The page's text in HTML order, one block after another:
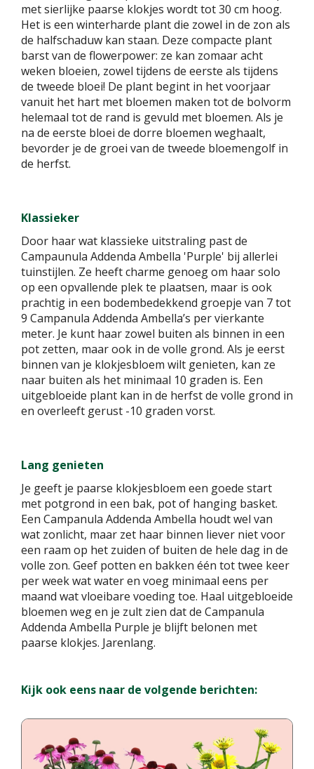
met sierlijke paarse klokjes wordt tot 30 cm hoog.
Het is een winterharde plant die zowel in de zon als
de halfschaduw kan staan. Deze compacte plant
barst van de flowerpower: ze kan zomaar acht
weken bloeien, zowel tijdens de eerste als tijdens
de tweede bloei! De plant begint in het voorjaar
vanuit het hart met bloemen maken tot de bolvorm
helemaal tot de rand is gevuld met bloemen. Als je
na de eerste bloei de dorre bloemen weghaalt,
bevorder je de groei van de tweede bloemengolf in
de herfst.
Klassieker
Door haar wat klassieke uitstraling past de
Campaunula Addenda Ambella 'Purple' bij allerlei
tuinstijlen. Ze heeft charme genoeg om haar solo
op een opvallende plek te plaatsen, maar is ook
prachtig in een bodembedekkend groepje van 7 tot
9 Campanula Addenda Ambella’s per vierkante
meter. Je kunt haar zowel buiten als binnen in een
pot zetten, maar ook in de volle grond. Als je eerst
binnen van je klokjesbloem wilt genieten, kan ze
naar buiten als het minimaal 10 graden is. Een
uitgebloeide plant kan in de herfst de volle grond in
en overleeft gerust -10 graden vorst.
Lang genieten
Je geeft je paarse klokjesbloem een goede start
met potgrond in een bak, pot of hanging basket.
Een Campanula Addenda Ambella houdt wel van
wat zonlicht, maar zet haar binnen liever niet voor
een raam op het zuiden of buiten de hele dag in de
volle zon. Geef potten en bakken één tot twee keer
per week wat water en voeg minimaal eens per
maand wat vloeibare voeding toe. Haal uitgebloeide
bloemen weg en je zult zien dat de Campanula
Addenda Ambella Purple je blijft belonen met
paarse klokjes. Jarenlang.
Kijk ook eens naar de volgende berichten: